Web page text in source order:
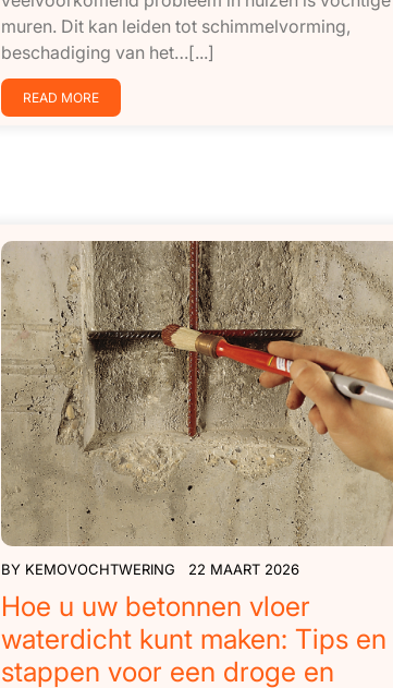
muren. Dit kan leiden tot schimmelvorming,
beschadiging van het…[...]
READ MORE
BY KEMOVOCHTWERING 22 MAART 2026
Hoe u uw betonnen vloer
waterdicht kunt maken: Tips en
stappen voor een droge en